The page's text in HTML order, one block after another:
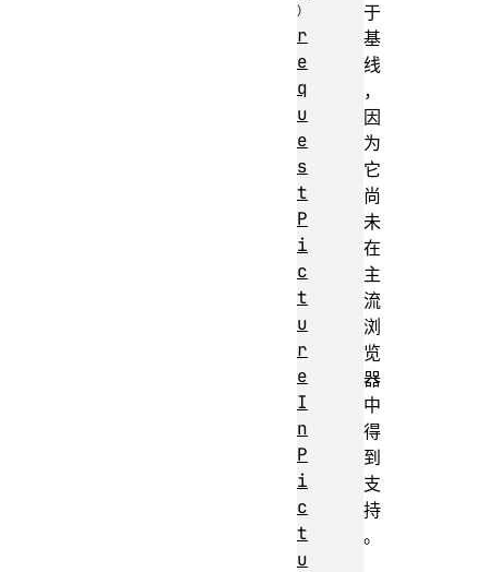
于
基
线
，
因
为
它
尚
未
在
主
流
浏
览
器
中
得
到
支
持
。
r
e
q
u
e
s
t
P
i
c
t
u
r
e
I
n
P
i
c
t
u